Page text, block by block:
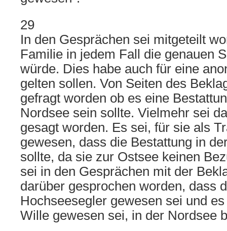
29
In den Gesprächen sei mitgeteilt
Familie in jedem Fall die genauen
würde. Dies habe auch für eine
gelten sollen. Von Seiten des
gefragt worden ob es eine
Nordsee sein sollte. Vielmehr sei
gesagt worden. Es sei, für sie als
gewesen, dass die Bestattung in
sollte, da sie zur Ostsee keinen
sei in den Gesprächen mit der
darüber gesprochen worden, dass
Hochseesegler gewesen sei und
Wille gewesen sei, in der Nordsee